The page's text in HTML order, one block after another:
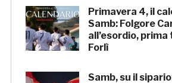
Primavera 4, il
Samb: Folgore
all’esordio,
Forlì
Samb, su il